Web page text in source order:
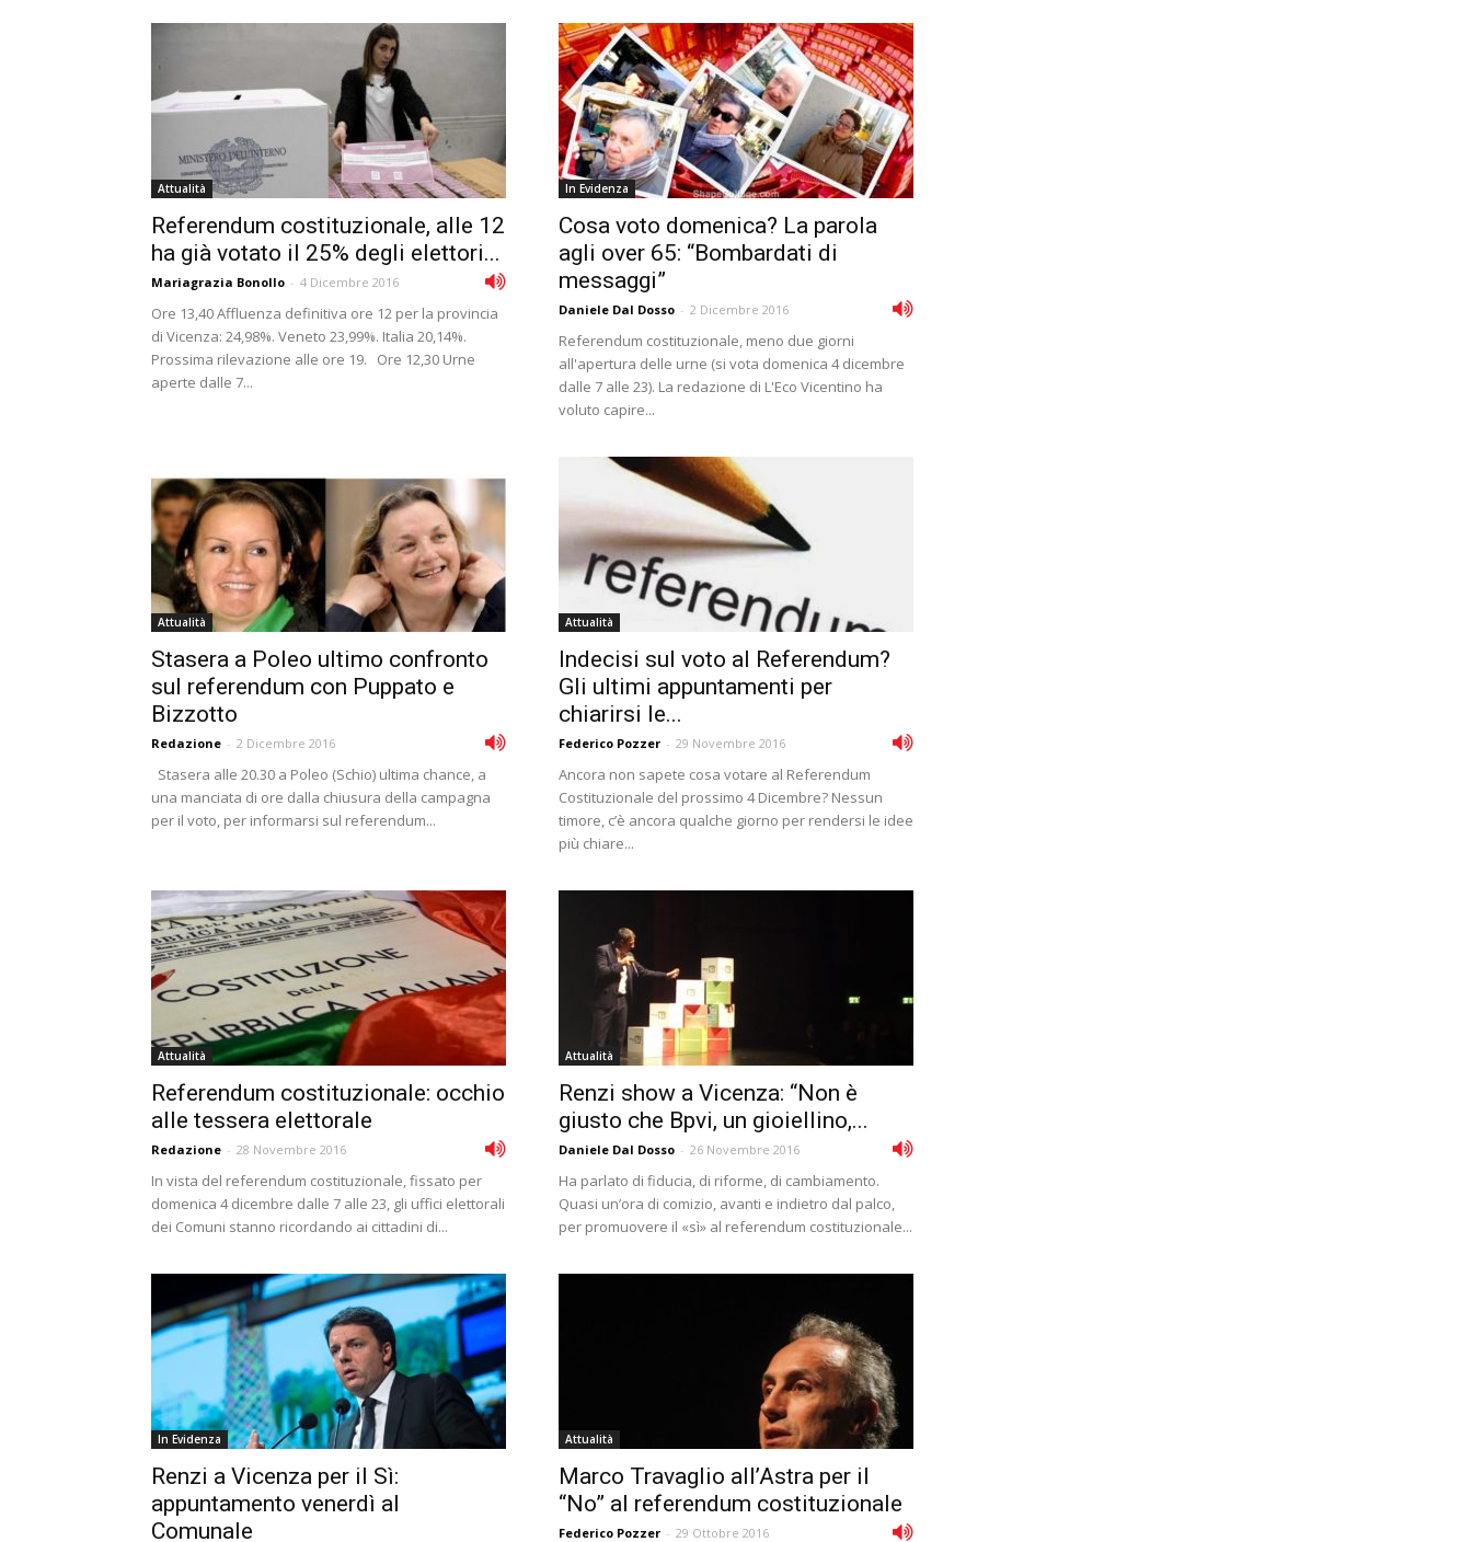
Attualità
Referendum costituzionale, alle 12
ha già votato il 25% degli elettori...
Mariagrazia Bonollo - 4 Dicembre 2016
Ore 13,40 Affluenza definitiva ore 12 per la provincia
di Vicenza: 24,98%. Veneto 23,99%. Italia 20,14%.
Prossima rilevazione alle ore 19. Ore 12,30 Urne
aperte dalle 7...
In Evidenza
Cosa voto domenica? La parola
agli over 65: “Bombardati di
messaggi”
Daniele Dal Dosso - 2 Dicembre 2016
Referendum costituzionale, meno due giorni
all'apertura delle urne (si vota domenica 4 dicembre
dalle 7 alle 23). La redazione di L'Eco Vicentino ha
voluto capire...
Attualità
Stasera a Poleo ultimo confronto
sul referendum con Puppato e
Bizzotto
Redazione - 2 Dicembre 2016
Stasera alle 20.30 a Poleo (Schio) ultima chance, a
una manciata di ore dalla chiusura della campagna
per il voto, per informarsi sul referendum...
Attualità
Indecisi sul voto al Referendum?
Gli ultimi appuntamenti per
chiarirsi le...
Federico Pozzer - 29 Novembre 2016
Ancora non sapete cosa votare al Referendum
Costituzionale del prossimo 4 Dicembre? Nessun
timore, c’è ancora qualche giorno per rendersi le idee
più chiare...
Attualità
Referendum costituzionale: occhio
alle tessera elettorale
Redazione - 28 Novembre 2016
In vista del referendum costituzionale, fissato per
domenica 4 dicembre dalle 7 alle 23, gli uffici elettorali
dei Comuni stanno ricordando ai cittadini di...
Attualità
Renzi show a Vicenza: “Non è
giusto che Bpvi, un gioiellino,...
Daniele Dal Dosso - 26 Novembre 2016
Ha parlato di fiducia, di riforme, di cambiamento.
Quasi un’ora di comizio, avanti e indietro dal palco,
per promuovere il «sì» al referendum costituzionale...
In Evidenza
Renzi a Vicenza per il Sì:
appuntamento venerdì al
Comunale
Attualità
Marco Travaglio all’Astra per il
“No” al referendum costituzionale
Federico Pozzer - 29 Ottobre 2016